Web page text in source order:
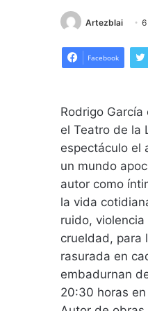
Artezblai
Facebook
Rodrigo
el Teatro de la
espectáculo el
un mundo
autor como
la vida
ruido,
crueldad, para
rasurada en
embadurnan
20:30 horas